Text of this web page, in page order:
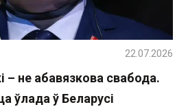
– не абавязкова свабода.
ўлада ў Беларусі
22.07.2026